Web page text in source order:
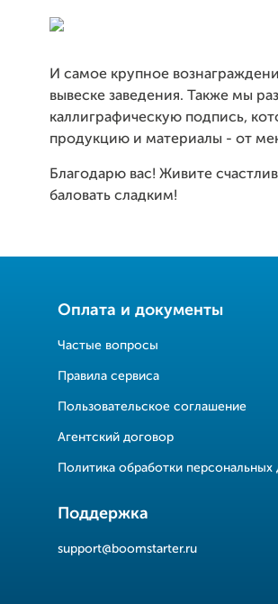
И самое крупное
вывеске заведения. Также мы
каллиграфическую подпись,
продукцию и материалы - от
Благодарю вас! Живите
баловать сладким!
Оплата и документы
Частые вопросы
Правила сервиса
Пользовательское соглашение
Агентский договор
Политика обработки персональных
Поддержка
support@boomstarter.ru